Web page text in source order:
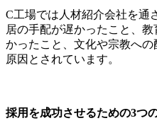
C工場では人材紹介会社を通
居の手配が遅かったこと、
かったこと、文化や宗教へ
原因とされています。
採用を成功させるための3つ